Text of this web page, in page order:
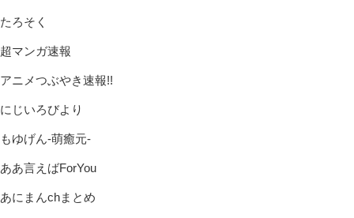
たろそく
超マンガ速報
アニメつぶやき速報!!
にじいろびより
もゆげん-萌癒元-
ああ言えばForYou
あにまんchまとめ